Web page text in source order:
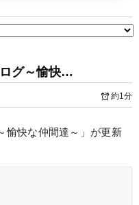
ログ～愉快…
約1分
愉快な仲間達～」が更新